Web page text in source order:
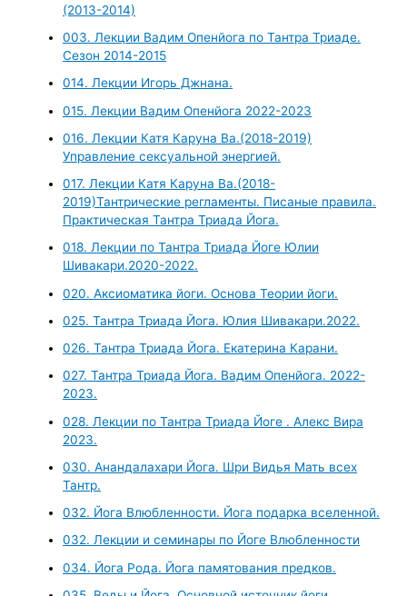
(2013-2014)
003. Лекции Вадим Опенйога по Тантра Триаде.
Сезон 2014-2015
014. Лекции Игорь Джнана.
015. Лекции Вадим Опенйога 2022-2023
016. Лекции Катя Каруна Ва.(2018-2019)
Управление сексуальной энергией.
017. Лекции Катя Каруна Ва.(2018-
2019)Тантрические регламенты. Писаные правила.
Практическая Тантра Триада Йога.
018. Лекции по Тантра Триада Йоге Юлии
Шивакари.2020-2022.
020. Аксиоматика йоги. Основа Теории йоги.
025. Тантра Триада Йога. Юлия Шивакари.2022.
026. Тантра Триада Йога. Екатерина Карани.
027. Тантра Триада Йога. Вадим Опенйога. 2022-
2023.
028. Лекции по Тантра Триада Йоге . Алекс Вира
2023.
030. Анандалахари Йога. Шри Видья Мать всех
Тантр.
032. Йога Влюбленности. Йога подарка вселенной.
032. Лекции и семинары по Йоге Влюбленности
034. Йога Рода. Йога памятования предков.